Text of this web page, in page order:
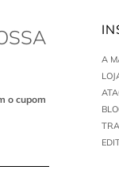
o cupom
A